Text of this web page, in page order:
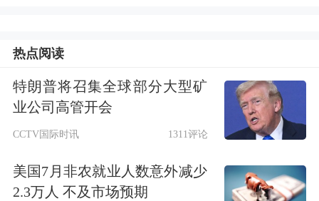
52348.39点，跌幅为1.09%；
标准普尔
500种股票指数下跌21.14点，收于
合指数上涨51.96点，收于25870.65点，
热点阅读
特朗普将召集全球部分大型矿
业公司高管开会
CCTV国际时讯 1311评论
美国7月非农就业人数意外减少
2.3万人 不及市场预期